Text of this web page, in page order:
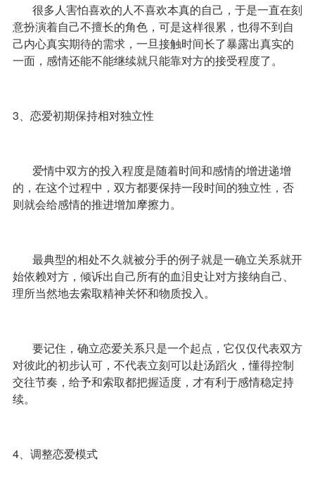
很多人害怕喜欢的人不喜欢本真的自己，于是一直在刻
意扮演着自己不擅长的角色，可是这样很累，也得不到自
己内心真实期待的需求，一旦接触时间长了暴露出真实的
一面，感情还能不能继续就只能靠对方的接受程度了。
3、恋爱初期保持相对独立性
爱情中双方的投入程度是随着时间和感情的增进递增
的，在这个过程中，双方都要保持一段时间的独立性，否
则就会给感情的推进增加摩擦力。
最典型的相处不久就被分手的例子就是一确立关系就开
始依赖对方，倾诉出自己所有的血泪史让对方接纳自己、
理所当然地去索取精神关怀和物质投入。
要记住，确立恋爱关系只是一个起点，它仅仅代表双方
对彼此的初步认可，不代表立刻可以赴汤蹈火，懂得控制
交往节奏，给予和索取都把握适度，才有利于感情稳定持
续。
4、调整恋爱模式